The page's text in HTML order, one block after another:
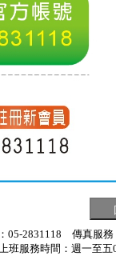
05-2831118 傳真服
班服務時間：週一至